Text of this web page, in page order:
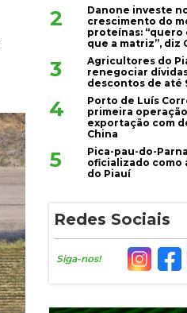
2
Danone investe
crescimento do
proteínas: “quero
que a matriz”, diz
3
Agricultores do
renegociar
descontos de até
4
Porto de Luís
primeira
exportação com
China
5
Pica-pau-do-
oficializado como
do Piauí
Redes Sociais
Siga-nos!